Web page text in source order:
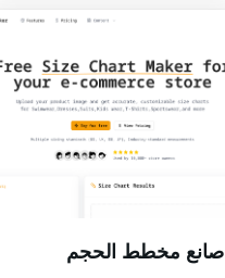
صانع مخطط الحجم